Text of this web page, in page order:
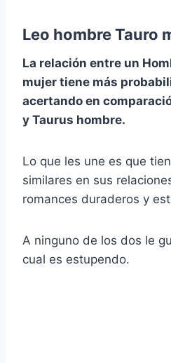
Leo hombre Tauro
La relación entre un
mujer tiene más
acertando en
y Taurus hombre.
Lo que les une es que
similares en sus
romances duraderos y
A ninguno de los dos le
cual es estupendo.